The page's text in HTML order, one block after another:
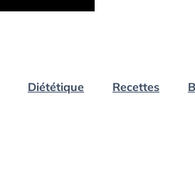
Diététique Recettes